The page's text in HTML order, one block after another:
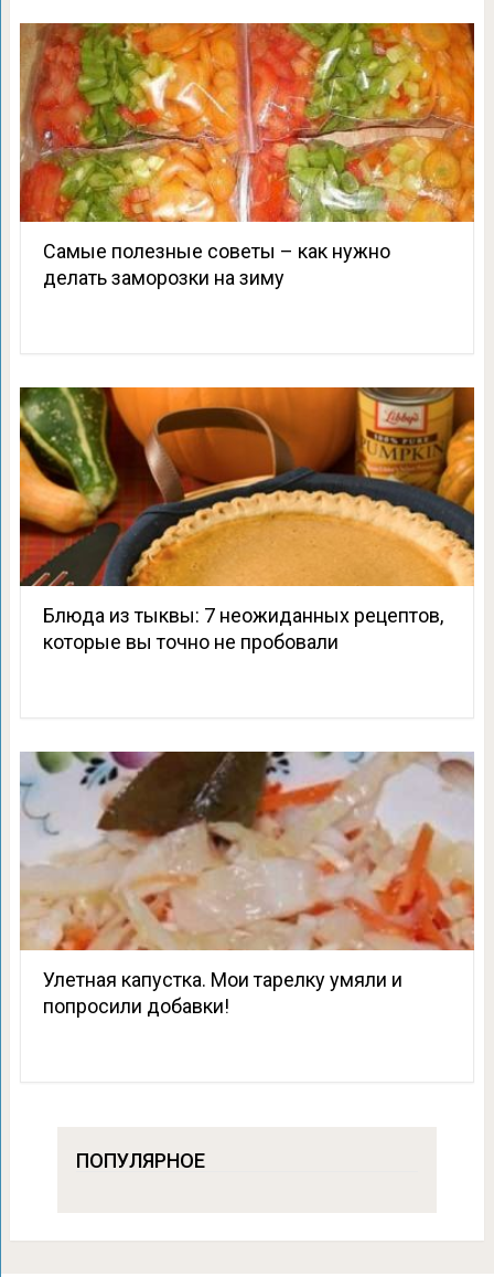
Самые полезные советы – как нужно
делать заморозки на зиму
Блюда из тыквы: 7 неожиданных рецептов,
которые вы точно не пробовали
Улетная капустка. Мои тарелку умяли и
попросили добавки!
ПОПУЛЯРНОЕ